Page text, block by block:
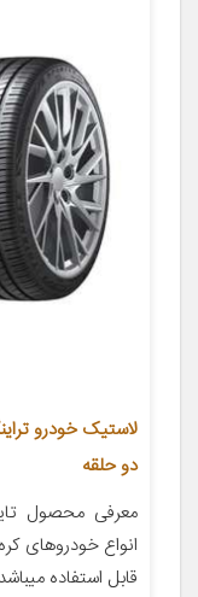
دو حلقه
انواع خودروهای
قابل استفاده